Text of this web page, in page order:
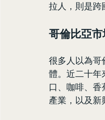
拉人，則是跨
哥倫比亞
很多人以為哥
體。近二十年
口、咖啡、
產業，以及新